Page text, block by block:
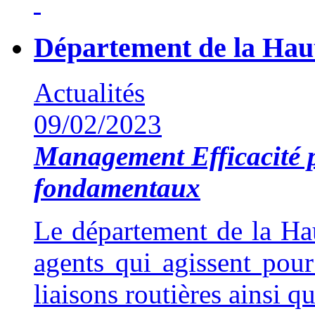
Département de la
Actualités
09/02/2023
Management Efficacité
fondamentaux
Le département de la
agents qui agissent
liaisons routières ainsi